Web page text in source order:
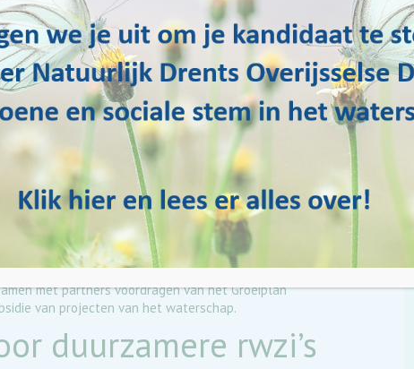
De vijf Rijn-Oost waterschappen hebben samen met
partners uit het bedrijfsleven en kennisinstellingen het
initiatief genomen om het Groeiplan Watertechnologie
voor te dragen voor het Nationaal Groeifonds. Water
Natuurlijk heeft in de Algemeen Bestuur vergadering van
26 oktober van harte ingestemd met dit voorstel, omdat
het bijdraagt aan innovatie, kennisontwikkeling en
cofinanciering van projecten van het waterschap.
Met het Nationaal Groeifonds wil het Rijk de economische
groei en welvaart vergroten. Voor de periode 2021-2026 is
op het gebied van kennisontwikkeling, onderzoek en
met partners voordragen van het Groeiplan
van projecten van het waterschap.
duurzamere rwzi’s